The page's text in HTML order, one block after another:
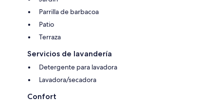
Parrilla de barbacoa
Patio
Terraza
Servicios de lavandería
Detergente para lavadora
Lavadora/secadora
Confort